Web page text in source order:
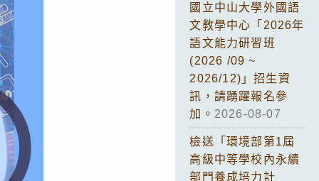
國立中山大學外國語
文教學中心「2026年
語文能力研習班
(2026 /09 ~
2026/12)」招生資
訊，請踴躍報名參
加。 2026-08-07
檢送「環境部第1屆
高級中等學校內永續
部門養成培力計